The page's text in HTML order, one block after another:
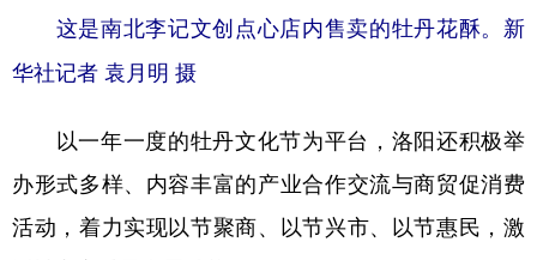
这是南北李记文创点心店内售卖的牡丹花酥。新
华社记者 袁月明 摄
以一年一度的牡丹文化节为平台，洛阳还积极举
办形式多样、内容丰富的产业合作交流与商贸促消费
活动，着力实现以节聚商、以节兴市、以节惠民，激